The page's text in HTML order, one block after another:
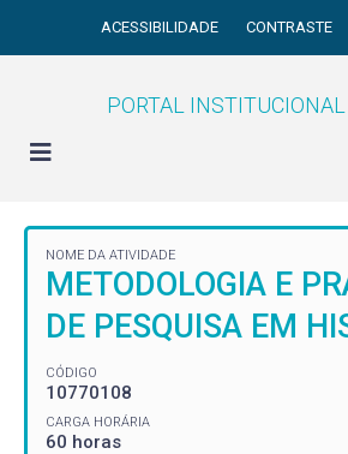
ACESSIBILIDADE CONTRASTE
PORTAL INSTITUCIONAL
NOME DA ATIVIDADE
METODOLOGIA E
DE PESQUISA EM
CÓDIGO
10770108
CARGA HORÁRIA
60 horas